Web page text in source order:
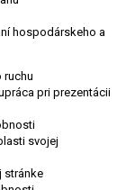
hospodárskeho a
ruchu
pri prezentácii
svojej
stránke